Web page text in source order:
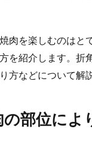
肉を楽しむのはと
を紹介します。折
方などについて解
部位に